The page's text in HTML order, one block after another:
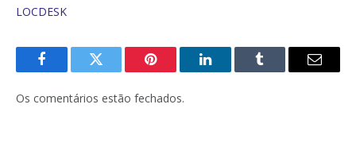
LOCDESK
FacebookTwitter Pinterest O
Tumblr
E-
Os comentários estão fechados.